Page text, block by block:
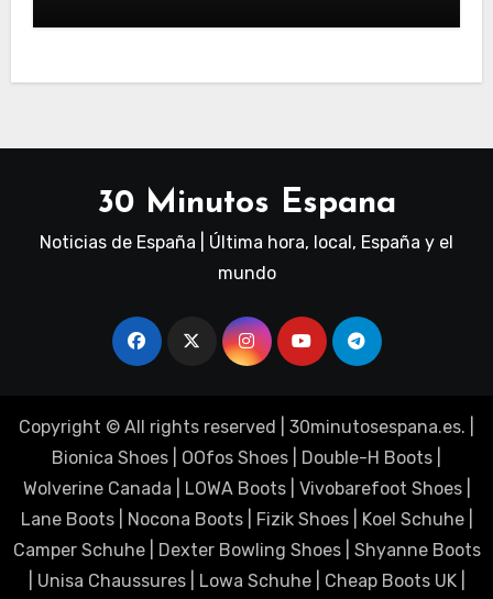
30 Minutos Espana
Noticias de España | Última hora, local, España y el
mundo
Copyright © All rights reserved 30minutosespana.es. |
Bionica Shoes
OOfos Shoes Double-H Boots
Wolverine Canada
LOWA Boots| Vivobarefoot Shoes|
Lane Boots| Nocona Boots| Fizik Shoes| Koel Schuhe|
Camper Schuhe| Dexter Bowling Shoes| Shyanne Boots
Unisa Chaussures| Lowa Schuhe| Cheap Boots UK